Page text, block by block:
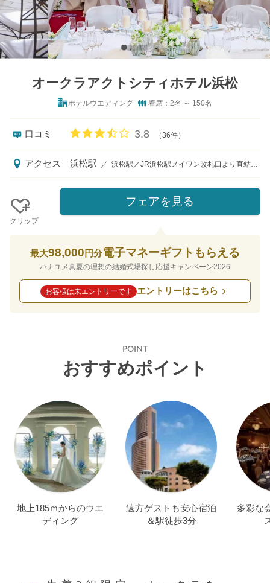
オークラアクトシティホテル浜松
ホテルウエディング 着席：2名 ～ 150名
口コミ 口コミ評価
3.8 （36件）
アクセス 浜松駅 ／ 浜松駅／JR浜松駅メイワン改札口より直結、徒歩3分 《祝日を除く火曜・水曜定休》
クリップ
フェアを見る
最大98,000 円分電子マネーギフトもらえる
ハナユメ真夏の理想の結婚式場探し応援キャンペーン2026
お客様は未エントリーです エントリーはこちら
POINT
おすすめポイント
地上185ｍからのウエ
ディング
遠方ゲストも安心宿泊
＆駅徒歩3分
多彩な